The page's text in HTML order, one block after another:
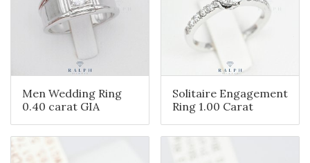
Men Wedding Ring
0.40 carat GIA
Solitaire Engagement
Ring 1.00 Carat